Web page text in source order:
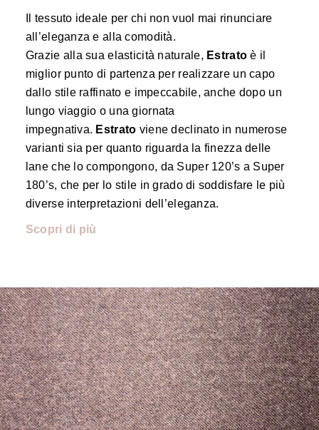
Il tessuto ideale per chi non vuol mai rinunciare
all’eleganza e alla comodità.
Grazie alla sua elasticità naturale, Estrato è il
miglior punto di partenza per realizzare un capo
dallo stile raffinato e impeccabile, anche dopo un
lungo viaggio o una giornata
impegnativa. Estrato viene declinato in numerose
varianti sia per quanto riguarda la finezza delle
lane che lo compongono, da Super 120’s a Super
180’s, che per lo stile in grado di soddisfare le più
diverse interpretazioni dell’eleganza.
Scopri di più